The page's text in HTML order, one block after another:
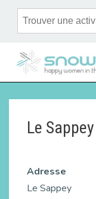
Le Sappey
Adresse
Le Sappey